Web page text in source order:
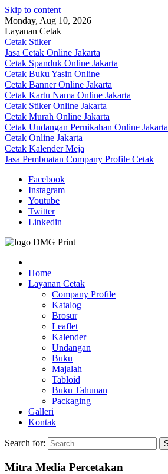
Skip to content
Monday, Aug 10, 2026
Layanan Cetak
Cetak Stiker
Jasa Cetak Online Jakarta
Cetak Spanduk Online Jakarta
Cetak Buku Yasin Online
Cetak Banner Online Jakarta
Cetak Kartu Nama Online Jakarta
Cetak Stiker Online Jakarta
Cetak Murah Online Jakarta
Cetak Undangan Pernikahan Online Jakarta
Cetak Online Jakarta
Cetak Kalender Meja
Jasa Pembuatan Company Profile Cetak
Facebook
Instagram
Youtube
Twitter
Linkedin
Jasa Cetak Online DMG Printing
Home
Layanan Cetak
Company Profile
Katalog
Brosur
Leaflet
Kalender
Undangan
Buku
Majalah
Tabloid
Buku Tahunan
Packaging
Galleri
Kontak
Search for:
Mitra Media Percetakan